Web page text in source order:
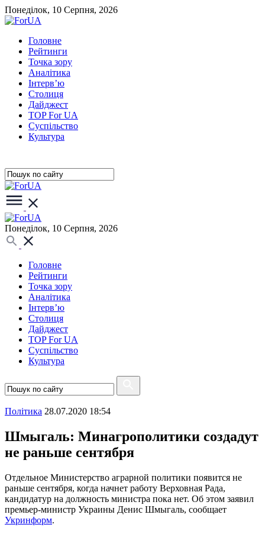
Понеділок, 10 Серпня, 2026
Головне
Рейтинги
Точка зору
Аналітика
Інтерв’ю
Столиця
Дайджест
TOP For UA
Суспiльство
Культура
Понеділок, 10 Серпня, 2026
Головне
Рейтинги
Точка зору
Аналітика
Інтерв’ю
Столиця
Дайджест
TOP For UA
Суспiльство
Культура
Полiтика 28.07.2020 18:54
Шмыгаль: Минагрополитики создадут
не раньше сентября
Отдельное Министерство аграрной политики появится не
раньше сентября, когда начнет работу Верховная Рада,
кандидатур на должность министра пока нет. Об этом заявил
премьер-министр Украины Денис Шмыгаль, сообщает
Укринформ.